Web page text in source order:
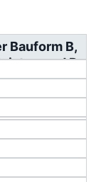
Bauform B,
und R